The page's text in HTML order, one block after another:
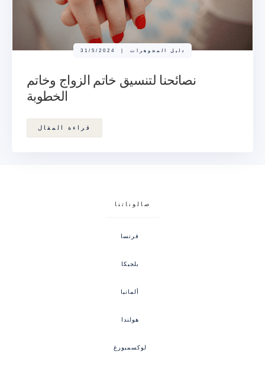
31/5/2024 دليل المجوهرات
نصائحنا لتنسيق خاتم الزواج وخاتم
الخطوبة
قراءة المقال
صالوناتنا
فرنسا
بلجيكا
ألمانيا
هولندا
لوكسمبورغ